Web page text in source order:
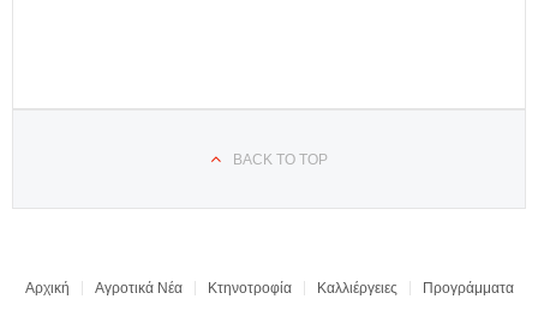
BACK TO TOP
Αρχική Αγροτικά Νέα Κτηνοτροφία Καλλιέργειες Προγράμματα